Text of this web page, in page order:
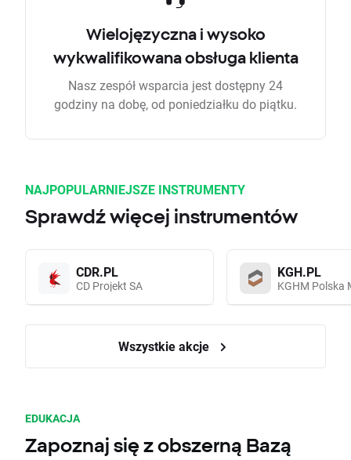
Wielojęzyczna i wysoko
wykwalifikowana obsługa klienta
Nasz zespół wsparcia jest dostępny 24
godziny na dobę, od poniedziałku do piątku.
NAJPOPULARNIEJSZE INSTRUMENTY
Sprawdź więcej instrumentów
CDR.PL
CD Projekt SA
KGH.PL
KGHM Polska
Wszystkie akcje
EDUKACJA
Zapoznaj się z obszerną Bazą